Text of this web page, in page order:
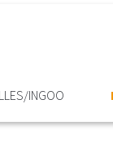
INGOO